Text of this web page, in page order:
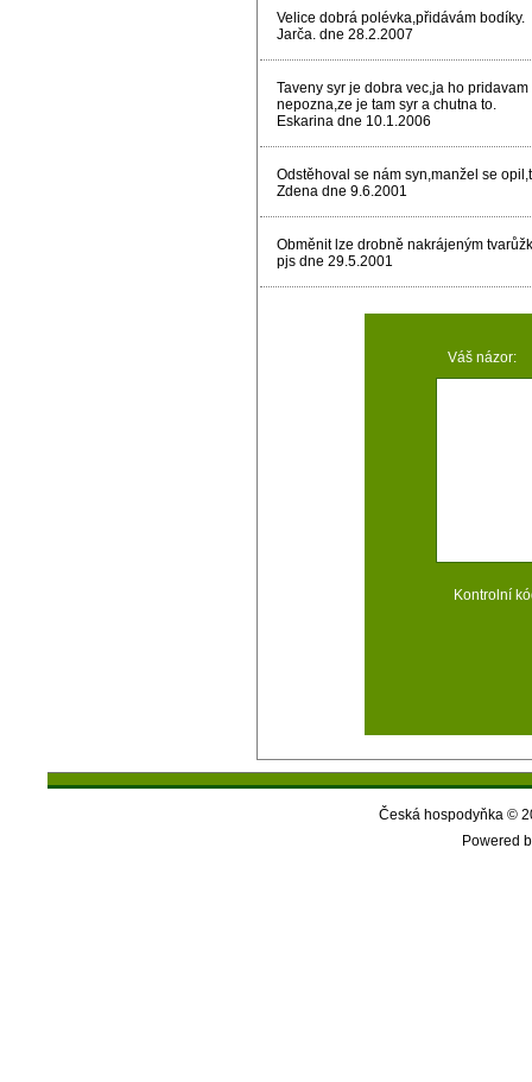
Velice dobrá polévka,přidávám bodíky.
Jarča. dne 28.2.2007
Taveny syr je dobra vec,ja ho
nepozna,ze je tam syr a chutna to.
Eskarina dne 10.1.2006
Odstěhoval se nám syn,manžel se
Zdena dne 9.6.2001
Obměnit lze drobně nakrájeným
pjs dne 29.5.2001
Váš názor:
Kontrolní
Česká hospodyňka ©
Powered